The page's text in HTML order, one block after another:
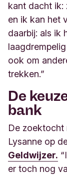
kant dacht ik:
en ik kan het
daarbij: als ik
ook om
trekken.”
De
bank
De zoektocht
Lysanne op
Geldwijzer.
er toch nog